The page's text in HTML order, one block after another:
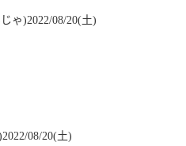
ゃ)2022/08/20(土)
08/20(土)